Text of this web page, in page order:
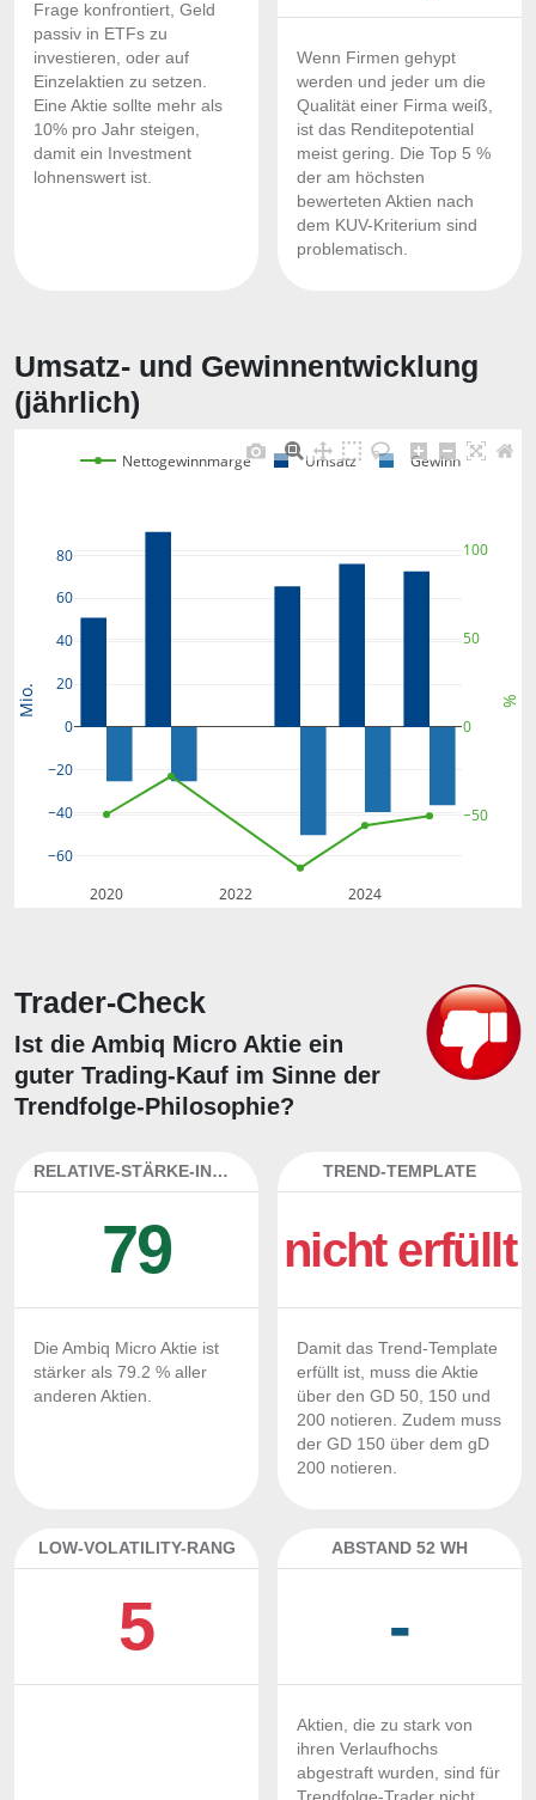
Frage konfrontiert, Geld
passiv in ETFs zu
investieren, oder auf
Einzelaktien zu setzen.
Eine Aktie sollte mehr als
10% pro Jahr steigen,
damit ein Investment
lohnenswert ist.
Wenn Firmen gehypt
werden und jeder um die
Qualität einer Firma weiß,
ist das Renditepotential
meist gering. Die Top 5 %
der am höchsten
bewerteten Aktien nach
dem KUV-Kriterium sind
problematisch.
Umsatz- und Gewinnentwicklung
(jährlich)
2020 2022 2024
−60
−40
−20
0
20
40
60
80
−50
0
50
100
Nettogewinnmarge Umsatz Gewinn
Mio. %
Trader-Check
Ist die Ambiq Micro Aktie ein
guter Trading-Kauf im Sinne der
Trendfolge-Philosophie?
RELATIVE-STÄRKE-INDEX
79
Die Ambiq Micro Aktie ist
stärker als 79.2 % aller
anderen Aktien.
TREND-TEMPLATE
nicht erfüllt
Damit das Trend-Template
erfüllt ist, muss die Aktie
über den GD 50, 150 und
200 notieren. Zudem muss
der GD 150 über dem gD
200 notieren.
LOW-VOLATILITY-RANG
5
ABSTAND 52 WH
-
Aktien, die zu stark von
ihren Verlaufhochs
abgestraft wurden, sind für